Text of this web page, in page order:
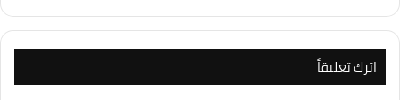
اترك تعليقاً